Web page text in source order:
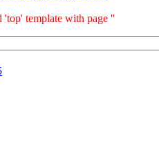
'top' template with page ''